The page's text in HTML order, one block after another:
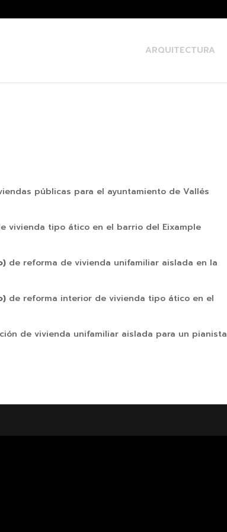
ARQUITECTURA
públicas para el ayuntamiento de Vallés
vivienda tipo ático en el barrio del Eixample
de reforma de vivienda unifamiliar aislada en la
de reforma interior de vivienda tipo ático en el
de vivienda unifamiliar aislada para un pianista